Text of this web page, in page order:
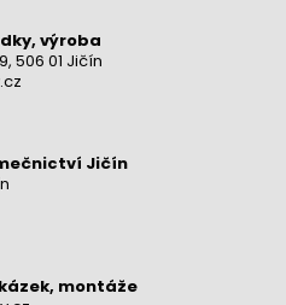
výroba
506 01 Jičín
Jičín
montáže